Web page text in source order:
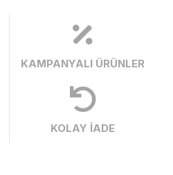
KAMPANYALI ÜRÜNLER
KOLAY İADE